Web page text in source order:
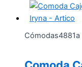
Cómodas4881a